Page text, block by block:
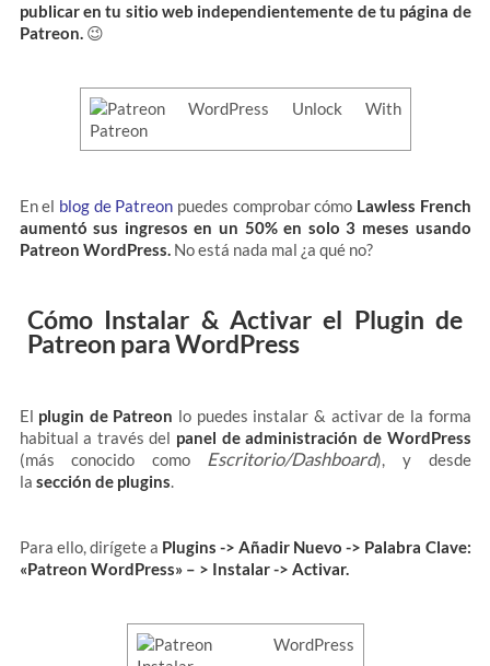
publicar en tu sitio web independientemente de tu página de
Patreon.😉
En el blog de Patreon puedes comprobar cómo Lawless French
aumentó sus ingresos en un 50% en solo 3 meses usando
Patreon WordPress.No está nada mal ¿a qué no?
Cómo Instalar & Activar el Plugin de
Patreon para WordPress
El plugin de Patreon lo puedes instalar & activar de la forma
habitual a través del panel de administración de WordPress
(más conocido como Escritorio/Dashboard), y desde
la sección de plugins.
Para ello, dirígete a Plugins -> Añadir Nuevo -> Palabra Clave:
«Patreon WordPress» – > Instalar -> Activar.